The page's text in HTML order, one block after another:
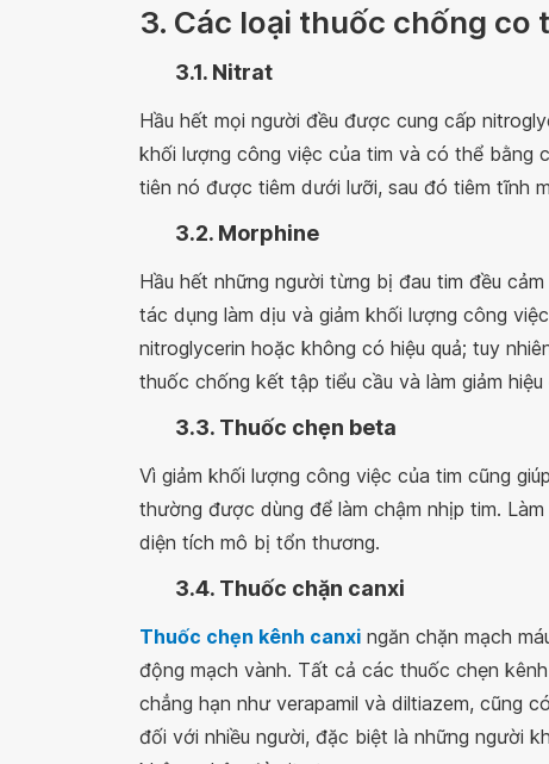
3. Các loại thuốc chống co
3.1. Nitrat
Hầu hết mọi người đều được cung cấp
khối lượng công việc của tim và có thể bằng
tiên nó được tiêm dưới lưỡi, sau đó tiêm tĩnh
3.2. Morphine
Hầu hết những người từng bị đau tim đều
tác dụng làm dịu và giảm khối lượng công
nitroglycerin hoặc không có hiệu quả; tuy
thuốc chống kết tập tiểu cầu và làm giảm
3.3. Thuốc chẹn beta
Vì giảm khối lượng công việc của tim cũng
thường được dùng để làm chậm nhịp tim.
diện tích mô bị tổn thương.
3.4. Thuốc chặn canxi
Thuốc chẹn kênh canxi ngăn chặn mạch
động mạch vành. Tất cả các thuốc chẹn
chẳng hạn như verapamil và diltiazem, cũng
đối với nhiều người, đặc biệt là những người